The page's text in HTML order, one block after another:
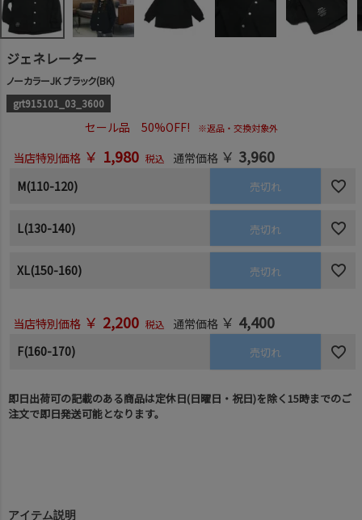
ジェネレーター
ノーカラーJK ブラック(BK)
grt915101_03_3600
セール品 50%OFF! ※返品・交換対象外
当店特別価格 ￥ 1,980 税込 通常価格 ￥ 3,960
M(110-120) 売切れ
L(130-140) 売切れ
XL(150-160) 売切れ
当店特別価格 ￥ 2,200 税込 通常価格 ￥ 4,400
F(160-170) 売切れ
即日出荷可の記載のある商品は定休日(日曜日・祝日)を除く15時までのご
注文で即日発送可能となります。
アイテム説明